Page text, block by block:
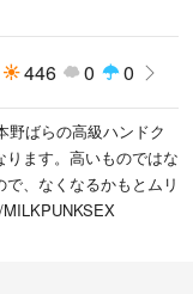
446 0 0
野ばらの高級ハンドク
ます。高いものではな
、なくなるかもとムリ